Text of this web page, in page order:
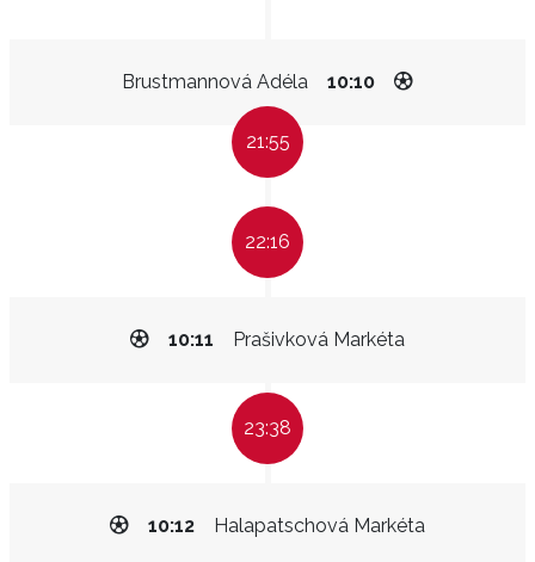
Brustmannová Adéla 10:10
21:55
22:16
Prašivková Markéta
10:11
23:38
Halapatschová Markéta
10:12